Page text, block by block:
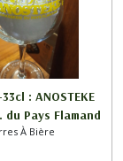
33cl : ANOSTEKE
du Pays Flamand
À Bière